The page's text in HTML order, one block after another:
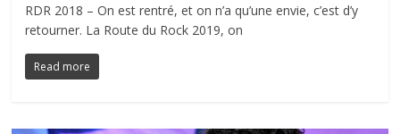
RDR 2018 – On est rentré, et on n’a qu’une envie, c’est d’y
retourner. La Route du Rock 2019, on
Read more